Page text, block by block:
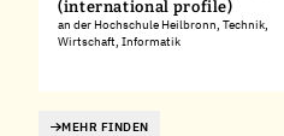
(international profile)
an der Hochschule Heilbronn, Technik,
Wirtschaft, Informatik
MEHR FINDEN